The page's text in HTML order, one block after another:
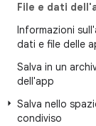
File e dati
Informazioni
dati e file delle
Salva in un
dell'app
Salva nello
condiviso